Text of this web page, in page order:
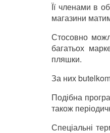
Її членами в
магазини
Стосовно
багатьох
пляшки.
За них
Подібна
також
Спеціальні